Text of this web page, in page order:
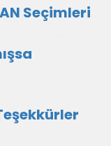
Seçimleri